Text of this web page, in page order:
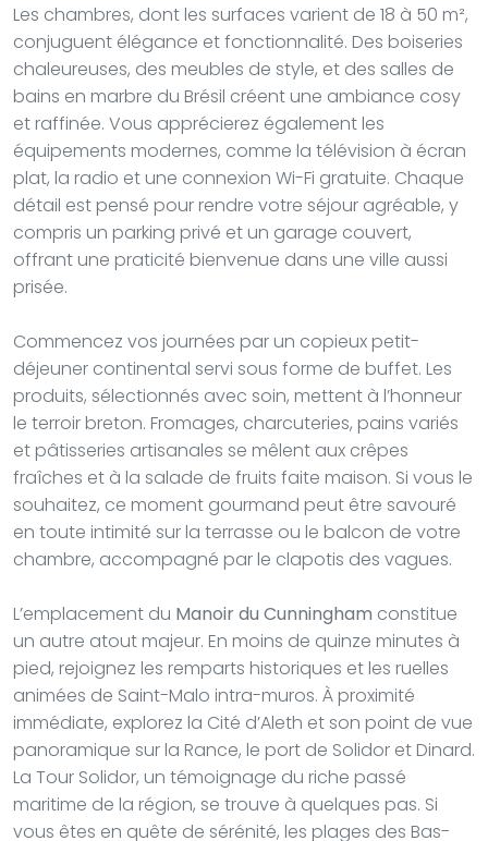
Les chambres, dont les surfaces varient de 18 à 50 m²,
conjuguent élégance et fonctionnalité. Des boiseries
chaleureuses, des meubles de style, et des salles de
bains en marbre du Brésil créent une ambiance cosy
et raffinée. Vous apprécierez également les
équipements modernes, comme la télévision à écran
plat, la radio et une connexion Wi-Fi gratuite. Chaque
détail est pensé pour rendre votre séjour agréable, y
compris un parking privé et un garage couvert,
offrant une praticité bienvenue dans une ville aussi
prisée.
Commencez vos journées par un copieux petit-
déjeuner continental servi sous forme de buffet. Les
produits, sélectionnés avec soin, mettent à l’honneur
le terroir breton. Fromages, charcuteries, pains variés
et pâtisseries artisanales se mêlent aux crêpes
fraîches et à la salade de fruits faite maison. Si vous le
souhaitez, ce moment gourmand peut être savouré
en toute intimité sur la terrasse ou le balcon de votre
chambre, accompagné par le clapotis des vagues.
L’emplacement du Manoir du Cunningham constitue
un autre atout majeur. En moins de quinze minutes à
pied, rejoignez les remparts historiques et les ruelles
animées de Saint-Malo intra-muros. À proximité
immédiate, explorez la Cité d’Aleth et son point de vue
panoramique sur la Rance, le port de Solidor et Dinard.
La Tour Solidor, un témoignage du riche passé
maritime de la région, se trouve à quelques pas. Si
vous êtes en quête de sérénité, les plages des Bas-